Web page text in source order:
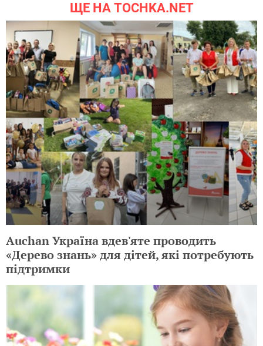
ЩЕ НА TOCHKA.NET
Auchan Україна вдев'яте проводить
«Дерево знань» для дітей, які потребують
підтримки